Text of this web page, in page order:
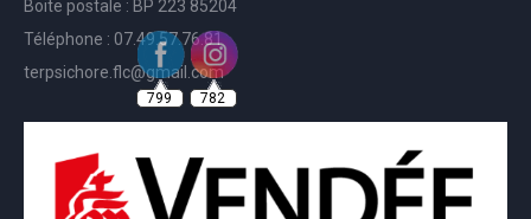
Boite postale : BP 223 85204
Téléphone : 07.49.57.76.81
terpsichore.flc@gmail.com
799 782